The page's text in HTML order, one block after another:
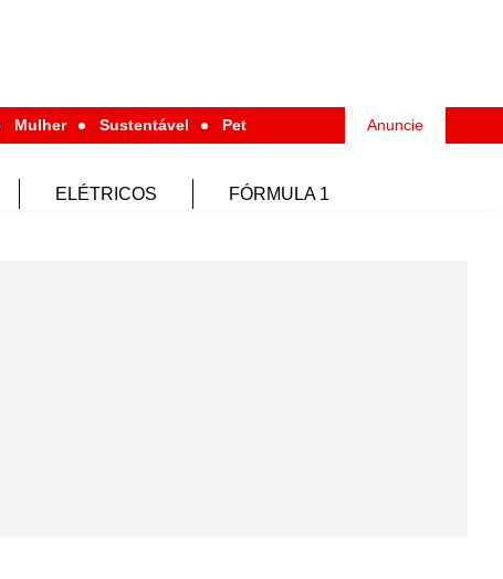
Mulher Sustentável Pet Anuncie
ELÉTRICOS FÓRMULA 1